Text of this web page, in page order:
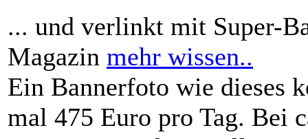
... und verlinkt mit Super-
Magazin mehr wissen..
Ein Bannerfoto wie dieses
mal 475 Euro pro Tag. Bei